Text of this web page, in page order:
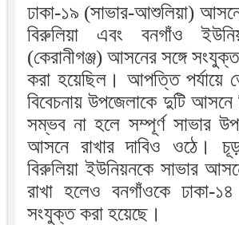
ঢাকা-১৯ (সাভার-আশুলিয়া)
বিরুলিয়া এবং বনগাঁও
(কেরানীগঞ্জ) আসনের সঙ্গে
করা হয়েছিল। আপত্তি পর্যায়ে
বিবেচনায় উপজেলাকে দুটি
সম্ভব না হলে সম্পূর্ণ সাভার
আসনে রাখার দাবিও ওঠে।
বিরুলিয়া ইউনিয়নকে সাভার
রাখা হলেও বনগাঁওকে ঢাকা-
সংযুক্ত করা হয়েছে।